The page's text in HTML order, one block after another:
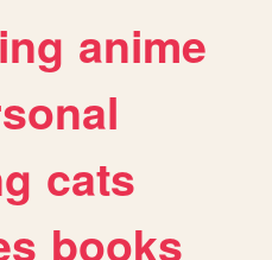
anime
cats
books